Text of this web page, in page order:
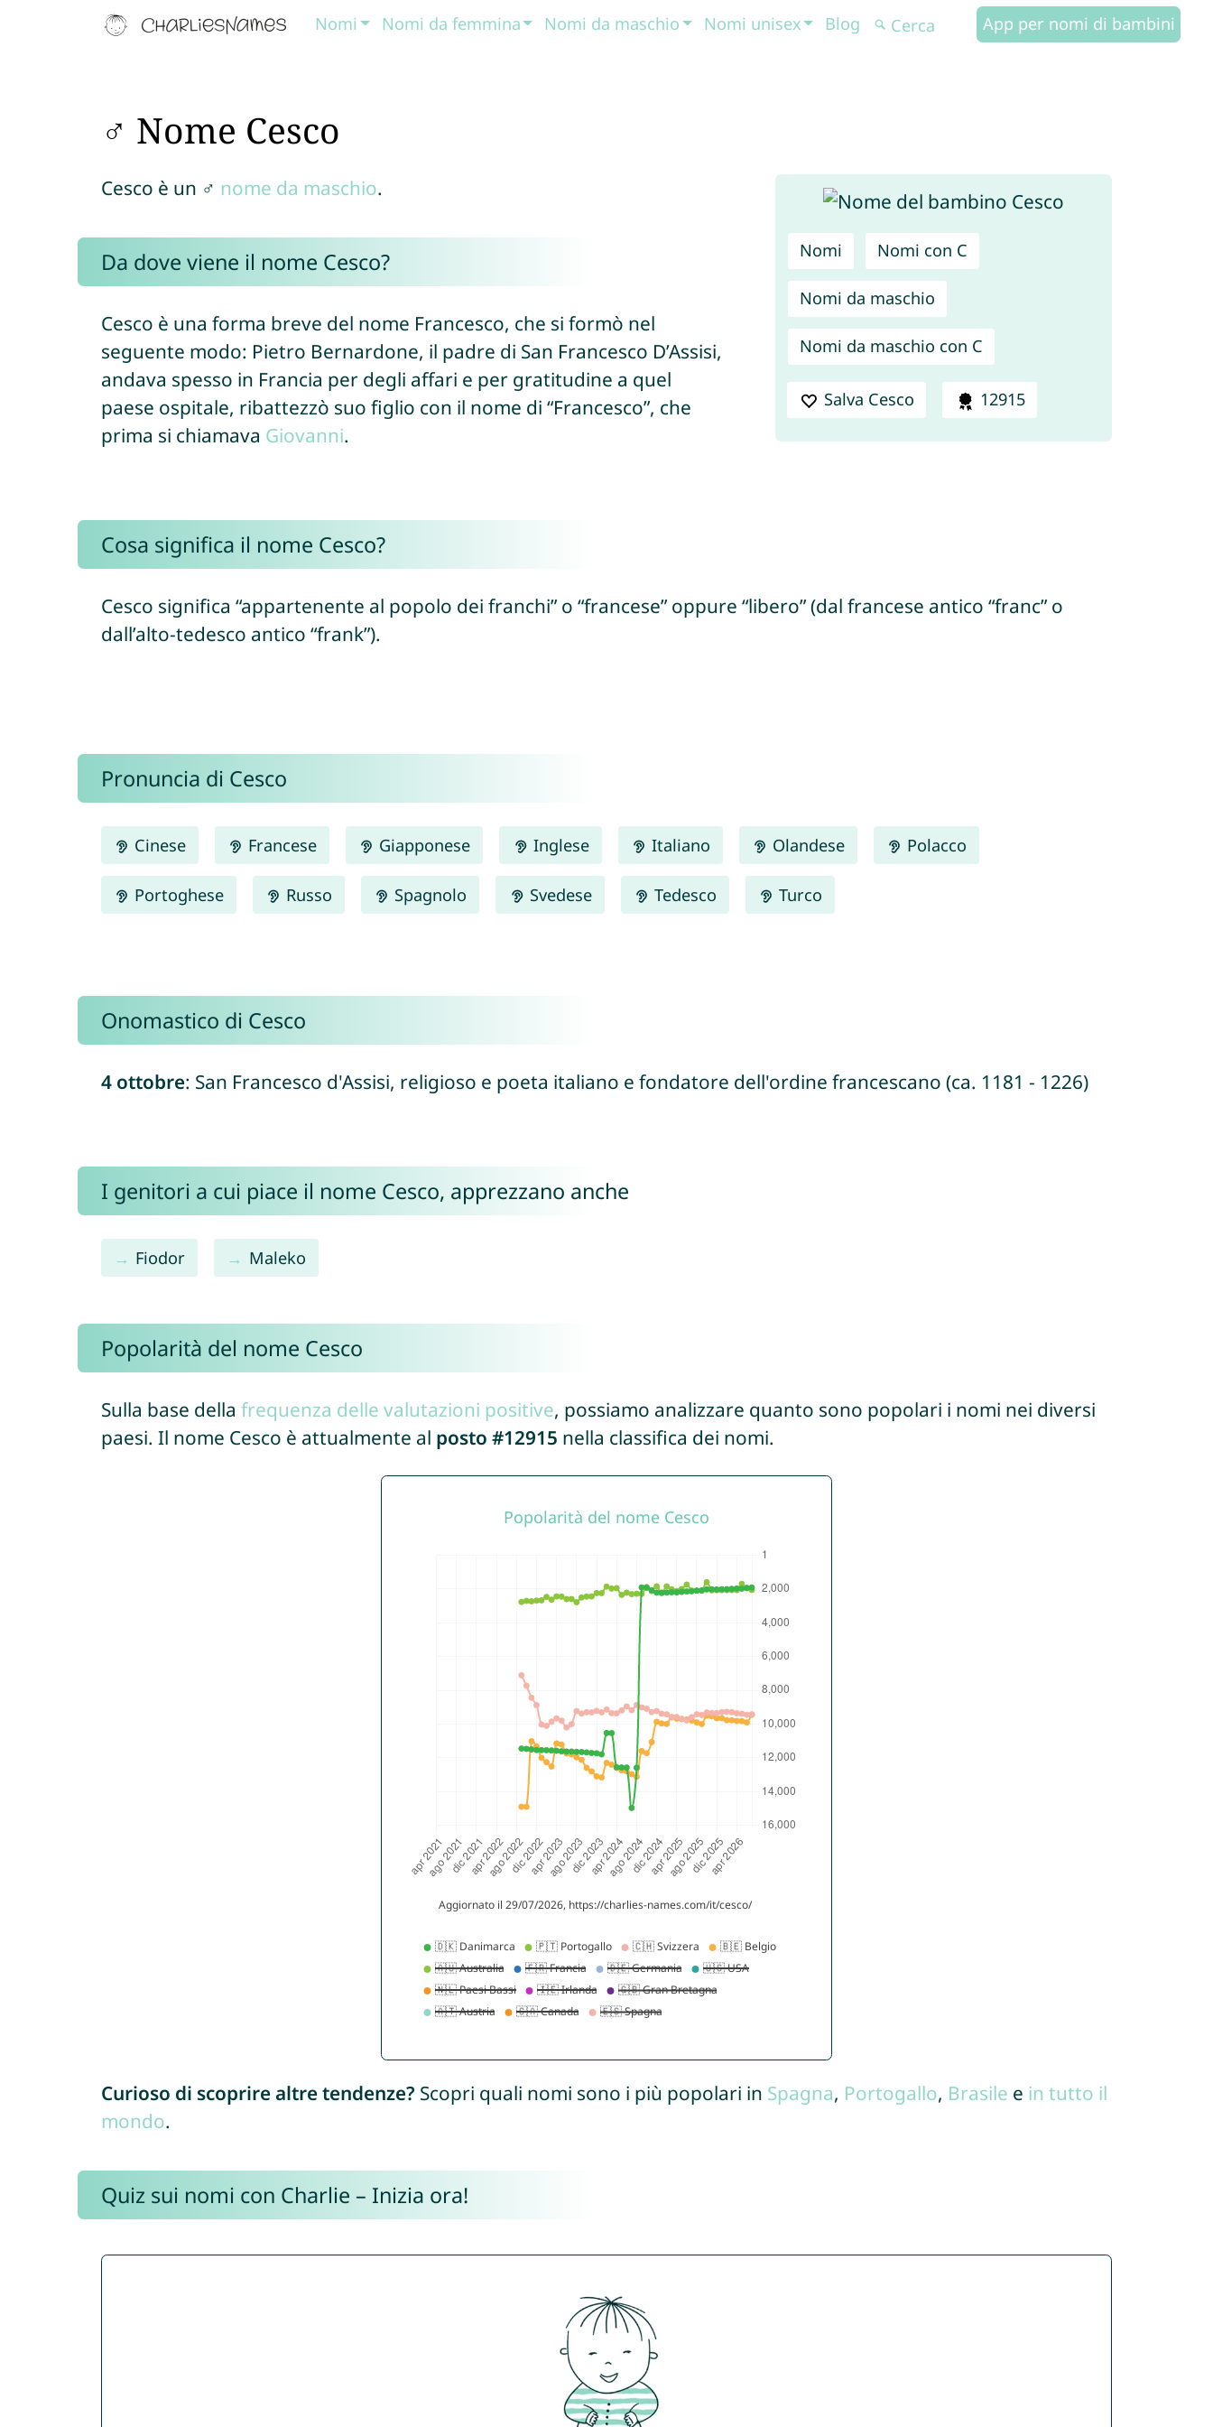
Nomi Nomi da femmina Nomi da maschio Nomi unisex Blog App per nomi di bambini
♂ Nome Cesco
Nomi Nomi con C
Nomi da maschio
Nomi da maschio con C
Salva Cesco 12915
Cesco è un ♂ nome da maschio.
Da dove viene il nome Cesco?
Cesco è una forma breve del nome Francesco, che si formò nel
seguente modo: Pietro Bernardone, il padre di San Francesco D’Assisi,
andava spesso in Francia per degli affari e per gratitudine a quel
paese ospitale, ribattezzò suo figlio con il nome di “Francesco”, che
prima si chiamava Giovanni.
Cosa significa il nome Cesco?
Cesco significa “appartenente al popolo dei franchi” o “francese” oppure “libero” (dal francese antico “franc” o
dall’alto-tedesco antico “frank”).
Pronuncia di Cesco
Cinese Francese Giapponese Inglese Italiano Olandese Polacco
Portoghese Russo Spagnolo Svedese Tedesco Turco
Onomastico di Cesco
4 ottobre: San Francesco d'Assisi, religioso e poeta italiano e fondatore dell'ordine francescano (ca. 1181 - 1226)
I genitori a cui piace il nome Cesco, apprezzano anche
Fiodor Maleko
Popolarità del nome Cesco
Sulla base della frequenza delle valutazioni positive, possiamo analizzare quanto sono popolari i nomi nei diversi
paesi. Il nome Cesco è attualmente al posto #12915 nella classifica dei nomi.
Curioso di scoprire altre tendenze? Scopri quali nomi sono i più popolari in Spagna, Portogallo, Brasile e in tutto il
mondo.
Quiz sui nomi con Charlie – Inizia ora!